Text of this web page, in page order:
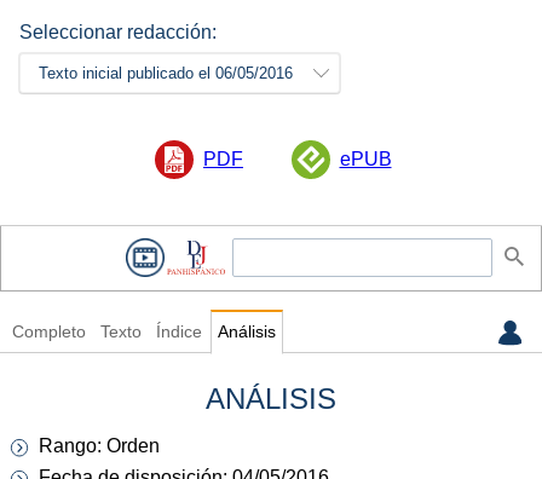
Seleccionar redacción:
Texto inicial publicado el 06/05/2016
PDF ePUB
Completo Texto Índice Análisis
ANÁLISIS
Rango: Orden